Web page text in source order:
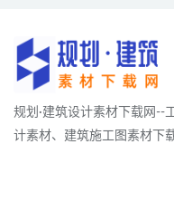
规划·建筑设计素材下载网--
计素材、建筑施工图素材下